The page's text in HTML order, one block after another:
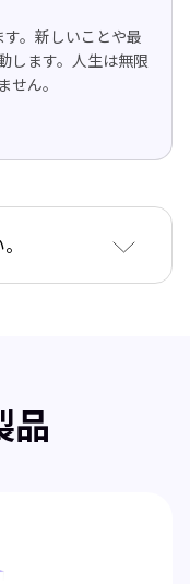
。新しいことや最
します。人生は無限
ん。
品